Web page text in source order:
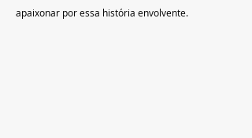
apaixonar por essa história envolvente.